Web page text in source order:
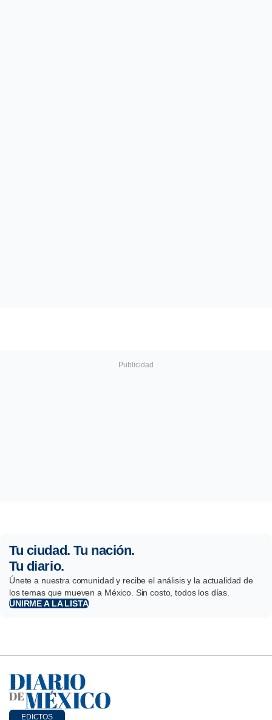
Tu ciudad. Tu nación.
Tu diario.
Únete a nuestra comunidad y recibe el análisis y la actualidad de
los temas que mueven a México. Sin costo, todos los días.
UNIRME A LA LISTA
EDICTOS